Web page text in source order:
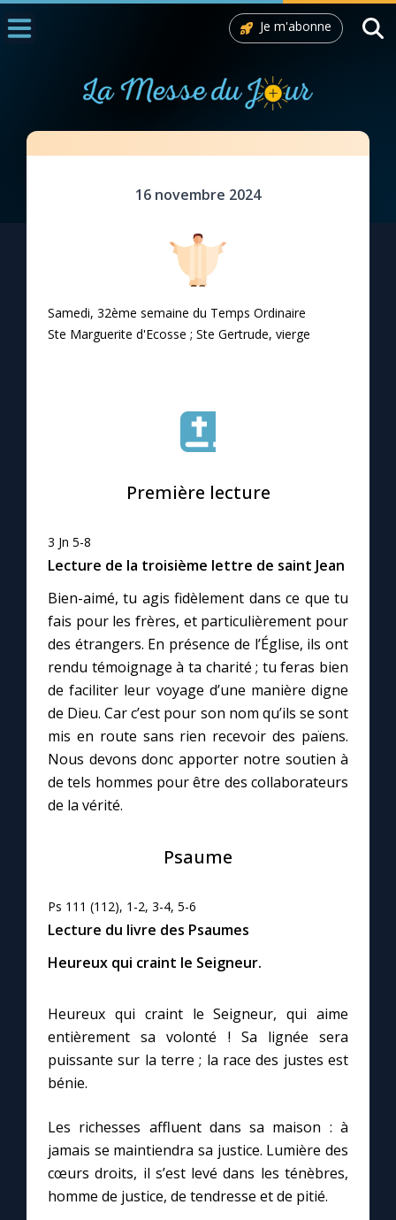
1000 Raisons de Croire
L'actualité de la semaine
La newsletter
Le site internet
Questions-réponses
Prier au quotidien
Avec Thérèse de Lisieux
L'Évangile chaque jour
Les premiers samedis du mois
Une neuvaine
1000 Raisons de Croire
Chapelet pour le monde
Je m'abonne
La veuve insistante
16 novembre 2024
Samedi, 32ème semaine du Temps Ordinaire
Ste Marguerite d'Ecosse ; Ste Gertrude, vierge
Première lecture
3 Jn 5-8
Lecture de la troisième lettre de saint Jean
Bien-aimé, tu agis fidèlement dans ce que tu
fais pour les frères, et particulièrement pour
des étrangers. En présence de l’Église, ils ont
rendu témoignage à ta charité ; tu feras bien
de faciliter leur voyage d’une manière digne
de Dieu. Car c’est pour son nom qu’ils se sont
mis en route sans rien recevoir des païens.
Nous devons donc apporter notre soutien à
de tels hommes pour être des collaborateurs
de la vérité.
Psaume
Ps 111 (112), 1-2, 3-4, 5-6
Lecture du livre des Psaumes
Heureux qui craint le Seigneur.
Heureux qui craint le Seigneur, qui aime
entièrement sa volonté ! Sa lignée sera
puissante sur la terre ; la race des justes est
bénie.
Les richesses affluent dans sa maison : à
jamais se maintiendra sa justice. Lumière des
cœurs droits, il s’est levé dans les ténèbres,
homme de justice, de tendresse et de pitié.